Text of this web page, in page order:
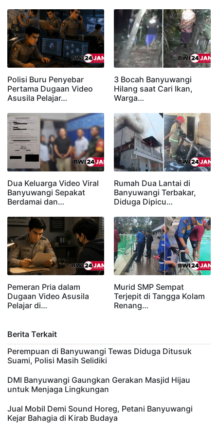
Polisi Buru Penyebar
Pertama Dugaan Video
Asusila Pelajar…
3 Bocah Banyuwangi
Hilang saat Cari Ikan,
Warga…
Dua Keluarga Video Viral
Banyuwangi Sepakat
Berdamai dan…
Rumah Dua Lantai di
Banyuwangi Terbakar,
Diduga Dipicu…
Pemeran Pria dalam
Dugaan Video Asusila
Pelajar di…
Murid SMP Sempat
Terjepit di Tangga Kolam
Renang…
Berita Terkait
Perempuan di Banyuwangi Tewas Diduga Ditusuk
Suami, Polisi Masih Selidiki
DMI Banyuwangi Gaungkan Gerakan Masjid Hijau
untuk Menjaga Lingkungan
Jual Mobil Demi Sound Horeg, Petani Banyuwangi
Kejar Bahagia di Kirab Budaya